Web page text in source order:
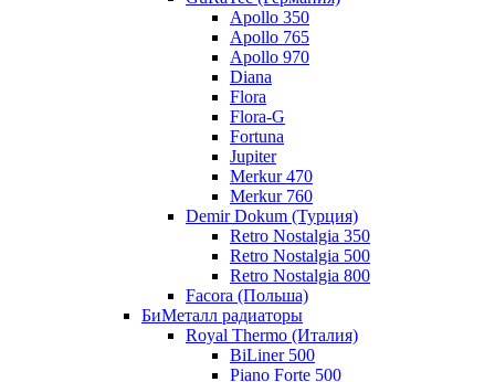
Apollo 350
Apollo 765
Apollo 970
Diana
Flora
Flora-G
Fortuna
Jupiter
Merkur 470
Merkur 760
Demir Dokum (Турция)
Retro Nostalgia 350
Retro Nostalgia 500
Retro Nostalgia 800
Facora (Польша)
БиМеталл радиаторы
Royal Thermo (Италия)
BiLiner 500
Piano Forte 500